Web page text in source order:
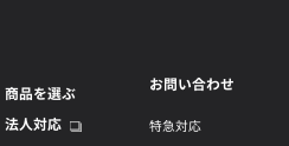
商品を選ぶ
法人対応
お問い合わせ
特急対応